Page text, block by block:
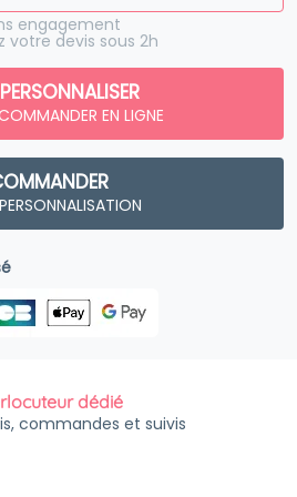
engagement
votre devis sous 2h
PERSONNALISER
EN LIGNE
dédié
commandes et suivis